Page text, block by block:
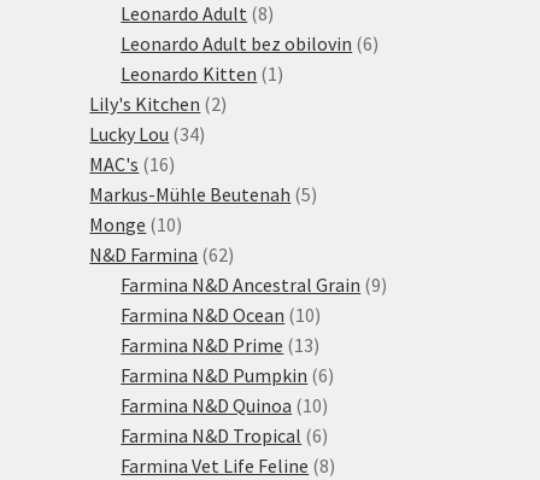
produktů
Leonardo Adult 88
produktů
Leonardo Adult bez obilovin 66
Leonardo Kitten 1 1
Lily's Kitchen 22
Lucky Lou 3434
MAC's 1616
produktů
Markus-Mühle Beutenah 55
Monge 1010
produktů
N&D Farmina 6262
produktů
Farmina N&D Ancestral Grain 99
Farmina N&D Ocean 1010
produktů
Farmina N&D Prime 1313
produktů
Farmina N&D Pumpkin 66
Farmina N&D Quinoa 1010
produktů
Farmina N&D Tropical 66
produktů
Farmina Vet Life Feline 88